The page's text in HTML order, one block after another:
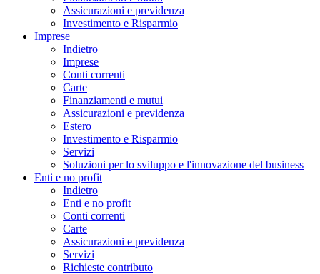
Assicurazioni e previdenza
Investimento e Risparmio
Imprese
Indietro
Imprese
Conti correnti
Carte
Finanziamenti e mutui
Assicurazioni e previdenza
Estero
Investimento e Risparmio
Servizi
Soluzioni per lo sviluppo e l'innovazione del business
Enti e no profit
Indietro
Enti e no profit
Conti correnti
Carte
Assicurazioni e previdenza
Servizi
Richieste contributo